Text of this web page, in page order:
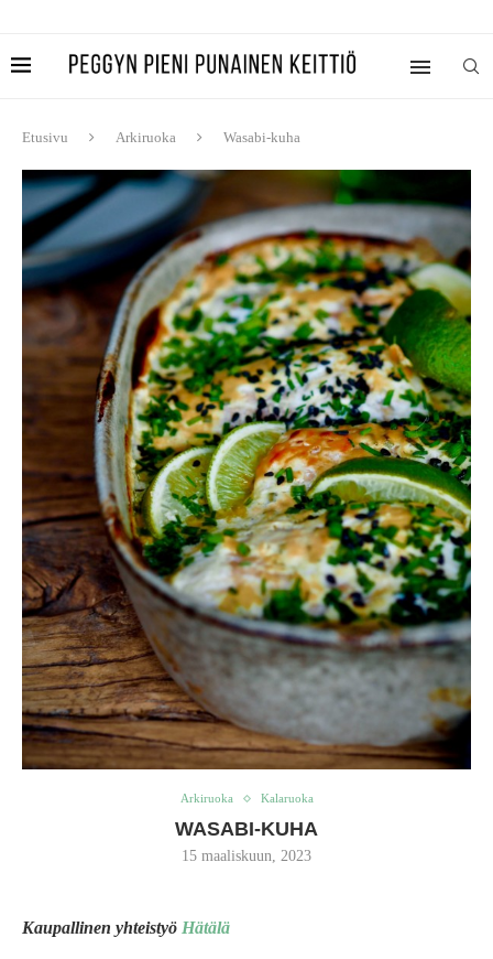
Etusivu Arkiruoka Wasabi-kuha
Arkiruoka Kalaruoka
WASABI-KUHA
15 maaliskuun, 2023
Kaupallinen yhteistyö Hätälä